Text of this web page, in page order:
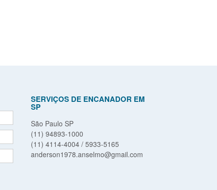
SERVIÇOS DE ENCANADOR EM
SP
São Paulo SP
(11) 94893-1000
(11) 4114-4004 / 5933-5165
anderson1978.anselmo@gmail.com